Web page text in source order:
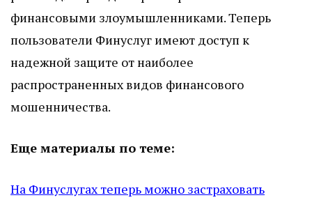
финансовыми злоумышленниками. Теперь
пользователи Финуслуг имеют доступ к
надежной защите от наиболее
распространенных видов финансового
мошенничества.
Еще материалы по теме:
На Финуслугах теперь можно застраховать